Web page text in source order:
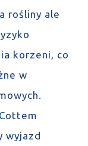
rośliny ale
korzeni, co
w
wyjazd